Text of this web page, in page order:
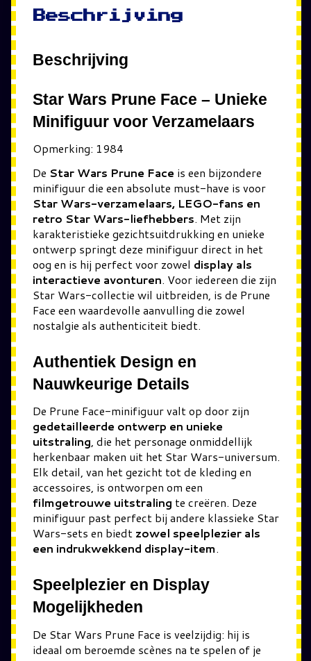
Beschrijving
Beschrijving
Star Wars Prune Face – Unieke
Minifiguur voor Verzamelaars
Opmerking: 1984
De Star Wars Prune Face is een bijzondere
minifiguur die een absolute must-have is voor
Star Wars-verzamelaars, LEGO-fans en
retro Star Wars-liefhebbers. Met zijn
karakteristieke gezichtsuitdrukking en unieke
ontwerp springt deze minifiguur direct in het
oog en is hij perfect voor zowel display als
interactieve avonturen. Voor iedereen die zijn
Star Wars-collectie wil uitbreiden, is de Prune
Face een waardevolle aanvulling die zowel
nostalgie als authenticiteit biedt.
Authentiek Design en
Nauwkeurige Details
De Prune Face-minifiguur valt op door zijn
gedetailleerde ontwerp en unieke
uitstraling, die het personage onmiddellijk
herkenbaar maken uit het Star Wars-universum.
Elk detail, van het gezicht tot de kleding en
accessoires, is ontworpen om een
filmgetrouwe uitstraling te creëren. Deze
minifiguur past perfect bij andere klassieke Star
Wars-sets en biedt zowel speelplezier als
een indrukwekkend display-item.
Speelplezier en Display
Mogelijkheden
De Star Wars Prune Face is veelzijdig: hij is
ideaal om beroemde scènes na te spelen of je